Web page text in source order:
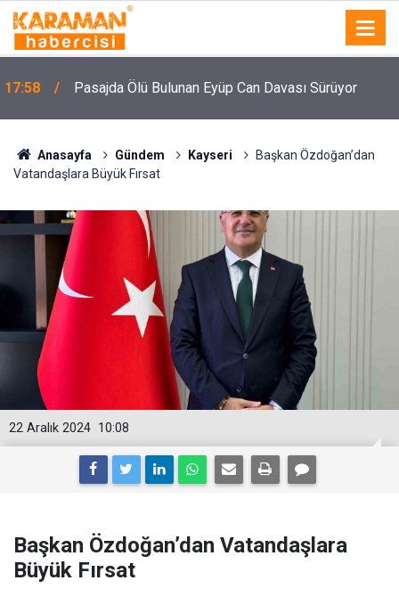
17:58 Pasajda Ölü Bulunan Eyüp Can Davası Sürüyor
Anasayfa Gündem Kayseri
Başkan Özdoğan’dan
Vatandaşlara Büyük Fırsat
10:08
22 Aralık 2024
Başkan Özdoğan’dan Vatandaşlara
Büyük Fırsat